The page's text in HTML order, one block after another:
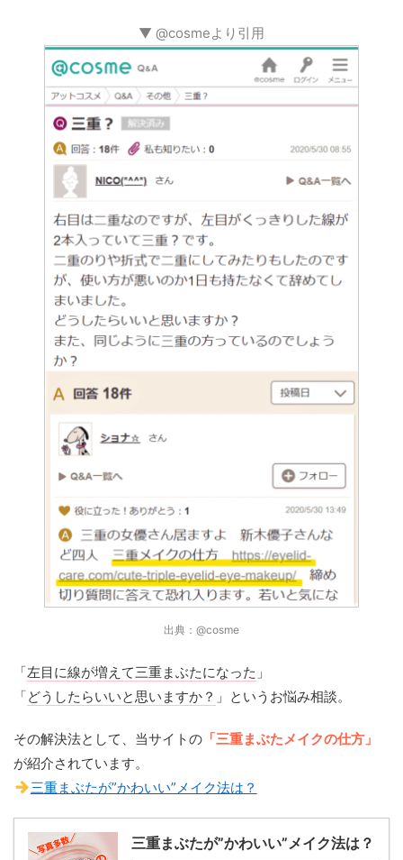
▼ @cosmeより引用
出典：@cosme
「左目に線が増えて三重まぶたになった 」
「どうしたらいいと思いますか？ 」というお悩み相談。
その解決法として、当サイトの 「三重まぶたメイクの仕方」
が紹介されています。
三重まぶたが”かわいい”メイク法は？
三重まぶたが”かわいい”メイク法は？